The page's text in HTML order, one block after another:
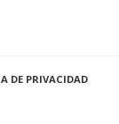
DE PRIVACIDAD